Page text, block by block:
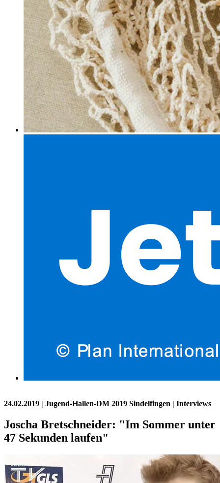
24.02.2019 | Jugend-Hallen-DM 2019 Sindelfingen | Interviews
Joscha Bretschneider: "Im Sommer unter
47 Sekunden laufen"